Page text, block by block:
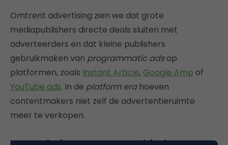
Omtrent advertising zien we dat grote
mediapublishers directe deals sluiten met
adverteerders en dat kleine publishers
gebruikmaken van programmatic adsop
platformen, zoals Instant Article, Google Amp of
YouTube ads. In de platform erahoeven
contentmakers niet zelf de advertentieruimte
meer te verkopen.